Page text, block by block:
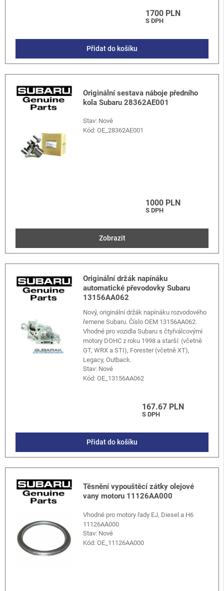
1700 PLN
S DPH
Přidat do košíku
Originální sestava náboje předního
kola Subaru 28362AE001
Stav: Nové
Kód:OE_28362AE001
1000 PLN
S DPH
Zobrazit
Originální držák napínáku
automatické převodovky Subaru
13156AA062
Nový, originální držák napínáku rozvodového
řemene Subaru. Číslo OEM 13156AA062.
Vhodné pro vozidla Subaru s čtyřválcovými
motory DOHC z roku 1998 a starší: (včetně
GT, WRX a STI), Forester (včetně XT),
Legacy, Outback.
Stav: Nové
Kód:OE_13156AA062
167.67 PLN
S DPH
Přidat do košíku
Těsnění vypouštěcí zátky olejové
vany motoru 11126AA000
Vhodné pro motory řady EJ, Diesel a H6
11126AA000
Stav: Nové
Kód:OE_11126AA000